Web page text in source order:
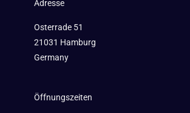
Adresse
Osterrade 51
21031 Hamburg
Germany
Öffnungszeiten